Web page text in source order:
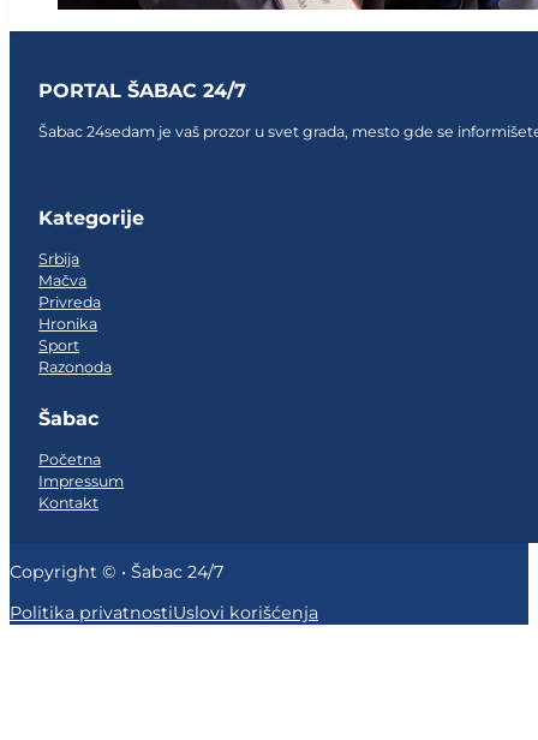
PORTAL ŠABAC 24/7
Šabac 24sedam je vaš prozor u svet grada, mesto gde se
Kategorije
Srbija
Mačva
Privreda
Hronika
Sport
Razonoda
Šabac
Početna
Impressum
Kontakt
Copyright © • Šabac 24/7
Politika privatnostiUslovi korišćenja